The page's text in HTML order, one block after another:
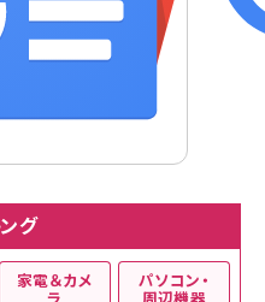
グ
家電＆カメ パソコン・